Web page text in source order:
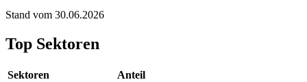
Stand vom 30.06.2026
Top Sektoren
Sektoren Anteil